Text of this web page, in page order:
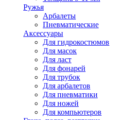
Ружья
Арбалеты
Пневматические
Аксессуары
Для гидрокостюмов
Для масок
Для ласт
Для фонарей
Для трубок
Для арбалетов
Для пневматики
Для ножей
Для компьютеров